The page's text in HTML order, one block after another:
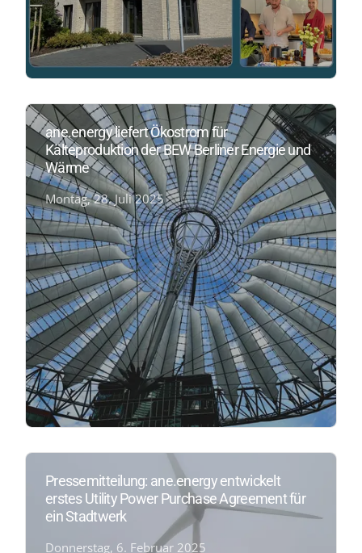
ane.energy liefert Ökostrom für
Kälteproduktion der BEW Berliner Energie und
Wärme
Montag, 28. Juli 2025
Pressemitteilung: ane.energy entwickelt
erstes Utility Power Purchase Agreement für
ein Stadtwerk
Donnerstag, 6. Februar 2025